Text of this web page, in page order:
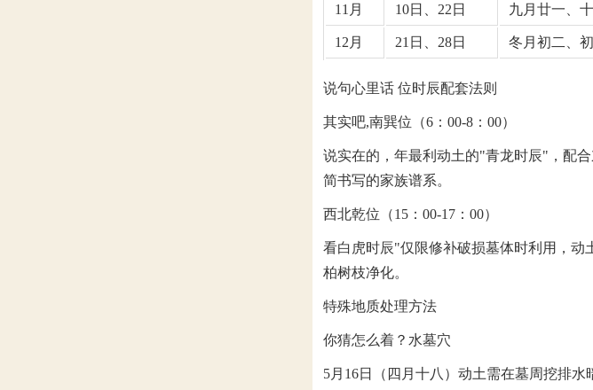
11月 10日、22日 九月廿一、
12月 21日、28日 冬月初二、
说句心里话 位时辰配套法则
其实吧,南巽位（6：00-8：00）
说实在的，年最利动土的"青龙时辰"，配
简书写的家族谱系。
西北乾位（15：00-17：00）
看白虎时辰"仅限修补破损墓体时利用，
柏树枝净化。
特殊地质处理方法
你猜怎么着？水墓穴
5月16日（四月十八）动土需在墓周挖排